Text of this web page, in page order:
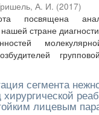
А. И. (2017)
посвящена
стране
сегмента
хирургической
лицевым